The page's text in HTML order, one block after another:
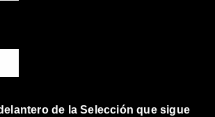
de la Selección que sigue